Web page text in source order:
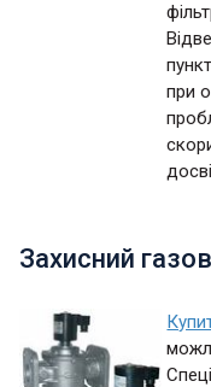
при
Захисний